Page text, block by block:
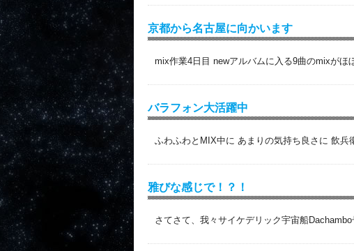
京都から名古屋に向かいます
mix作業4日目 newアルバムに入る9曲のmixが
バラフォン大活躍中
ふわふわとMIX中に あまりの気持ち良さに 飲兵
雅びな感じで！？！
さてさて、我々サイケデリック宇宙船